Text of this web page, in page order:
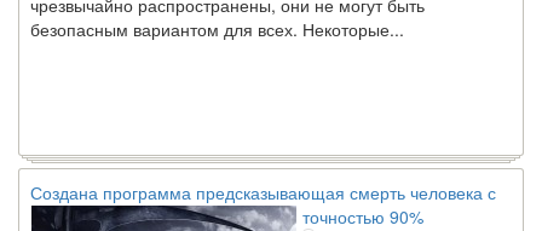
Создана программа предсказывающая смерть человека с
точностью 90%
Ученые из
Стэнфордского